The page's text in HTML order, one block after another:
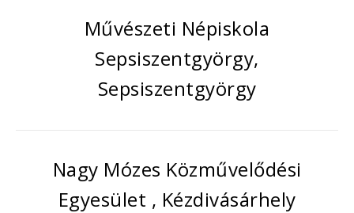
Művészeti Népiskola
Sepsiszentgyörgy,
Sepsiszentgyörgy
Nagy Mózes Közművelődési
Egyesület , Kézdivásárhely